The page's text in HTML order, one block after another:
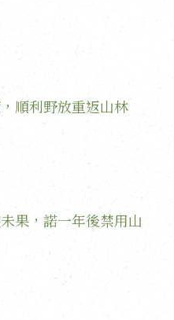
順利野放重返山林
果，諾一年後禁用山